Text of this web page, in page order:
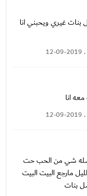
غيري ويحبني انا
.
12-09-2019
انا
.
12-09-2019
شي من الحب حت
مارجع البيت البيت
بنات